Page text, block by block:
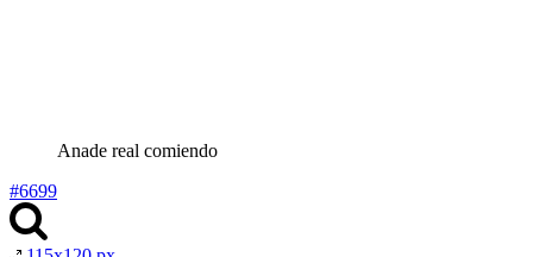
Anade real comiendo
#6699